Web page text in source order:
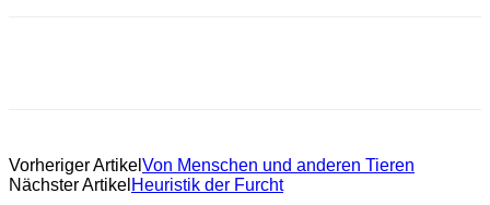
Vorheriger Artikel Von Menschen und anderen Tieren
Nächster Artikel Heuristik der Furcht